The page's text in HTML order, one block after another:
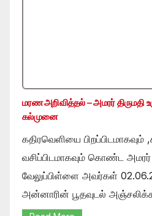
மரண அறிவித்தல் – அமரர் திருமதி
கல்முனை
கதிரவெளியை
வசிப்பிடமாகவும் கொண்ட அமரர்
வேலுப்பிள்ளை அவர்கள்
அன்னாரின் பூதவுடல்